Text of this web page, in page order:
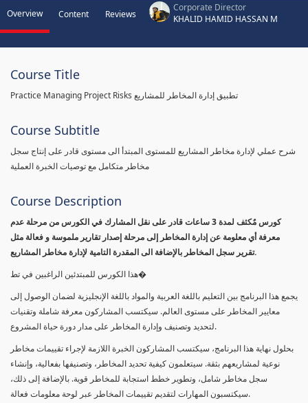
Overview Content Reviews
Corporate Director
KHALID HAMID HASSAN M
Course Title
Practice Managing Project Risks تطبيق إدارة المخاطر للمشاريع
Course Subtitle
شرح عملي لإدارة مخاطر المشاريع للمستوى المبتدأ الى مستوى قادر على إنتاج سجل
مخاطر متكامل مع توصيات الخبرة العملية
Course Description
كورس مٌكثف لمدة 3 ساعات قادر على نقل المشارك في الكورس من مرحلة عدم
معرفة أي معلومة عن إدارة المخاطر إلى مرحلة إصدار تقارير ملموسة و فعالة مثل
تقرير سجل المخاطر بالإضافة الى المقدرة التامية لإدارة مخاطر المشاريع.
هذا الكورس للمبتدئين الراغبين في تط�
يجمع هذا البرنامج بين التعليم باللغة العربية والمواد باللغة الإنجليزية لضمان الوصول إلى
معايير المخاطر على مستوى العالم. سيكتسب المشاركون معرفة شاملة وتقنيات
لتحديد وتصنيف وإدارة المخاطر على مدار دورة حياة المشروع.
بحلول نهاية هذا البرنامج، سيكتسب المشاركون الخبرة اللازمة لإجراء تقييمات مخاطر
نوعية لمشاريعهم بثقة. سيتعلمون كيفية تحديد المخاطر، وتصنيفها بفعالية، وإنشاء
سجل مخاطر شامل، وتطوير خطط استجابة للمخاطر قوية. بالإضافة إلى ذلك،
سيكتسبون المهارات لتقديم تقييمات المخاطر عبر لوحة معلومات فعالة.